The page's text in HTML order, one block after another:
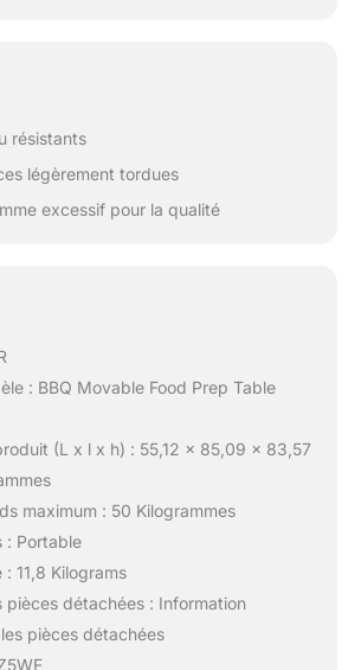
résistants
légèrement tordues
excessif pour la qualité
: BBQ Movable Food Prep Table
(L x l x h) : 55,12 x 85,09 x 83,57
maximum : 50 Kilogrammes
: Portable
: 11,8 Kilograms
pièces détachées : Information
pièces détachées